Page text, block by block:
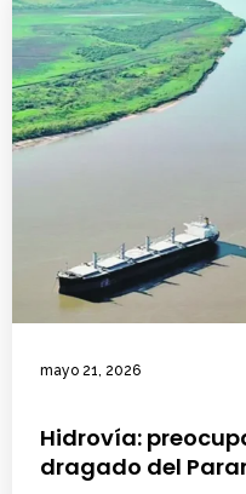
mayo 21, 2026
Hidrovía:
dragado del